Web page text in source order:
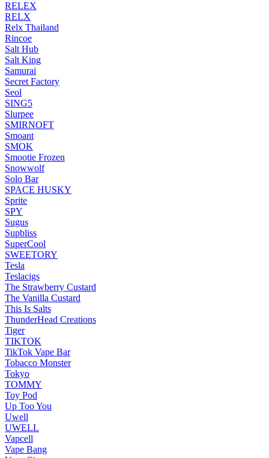
RELEX
RELX
Relx Thailand
Rincoe
Salt Hub
Salt King
Samurai
Secret Factory
Seol
SING5
Slurpee
SMIRNOFT
Smoant
SMOK
Smootie Frozen
Snowwolf
Solo Bar
SPACE HUSKY
Sprite
SPY
Sugus
Supbliss
SuperCool
SWEETORY
Tesla
Teslacigs
The Strawberry Custard
The Vanilla Custard
This Is Salts
ThunderHead Creations
Tiger
TIKTOK
TikTok Vape Bar
Tobacco Monster
Tokyo
TOMMY
Toy Pod
Up Too You
Uwell
UWELL
Vapcell
Vape Bang